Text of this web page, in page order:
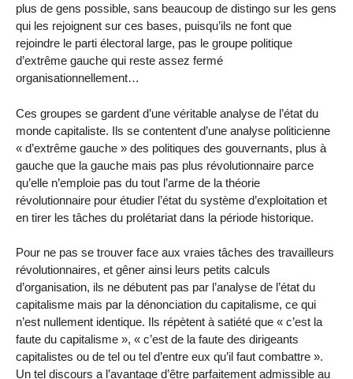
plus de gens possible, sans beaucoup de distingo sur les gens
qui les rejoignent sur ces bases, puisqu’ils ne font que
rejoindre le parti électoral large, pas le groupe politique
d’extrême gauche qui reste assez fermé
organisationnellement…
Ces groupes se gardent d’une véritable analyse de l’état du
monde capitaliste. Ils se contentent d’une analyse politicienne
« d’extrême gauche » des politiques des gouvernants, plus à
gauche que la gauche mais pas plus révolutionnaire parce
qu’elle n’emploie pas du tout l’arme de la théorie
révolutionnaire pour étudier l’état du système d’exploitation et
en tirer les tâches du prolétariat dans la période historique.
Pour ne pas se trouver face aux vraies tâches des travailleurs
révolutionnaires, et gêner ainsi leurs petits calculs
d’organisation, ils ne débutent pas par l’analyse de l’état du
capitalisme mais par la dénonciation du capitalisme, ce qui
n’est nullement identique. Ils répètent à satiété que « c’est la
faute du capitalisme », « c’est de la faute des dirigeants
capitalistes ou de tel ou tel d’entre eux qu’il faut combattre ».
Un tel discours a l’avantage d’être parfaitement admissible au